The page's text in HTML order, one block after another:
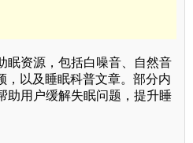
眠资源，包括白噪音、自然音
，以及睡眠科普文章。部分内
助用户缓解失眠问题，提升睡